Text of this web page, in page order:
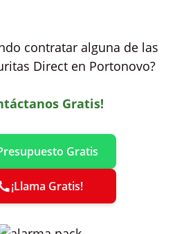
contratar alguna de las
Direct en Portonovo?
Gratis!
Gratis
¡Llama Gratis!